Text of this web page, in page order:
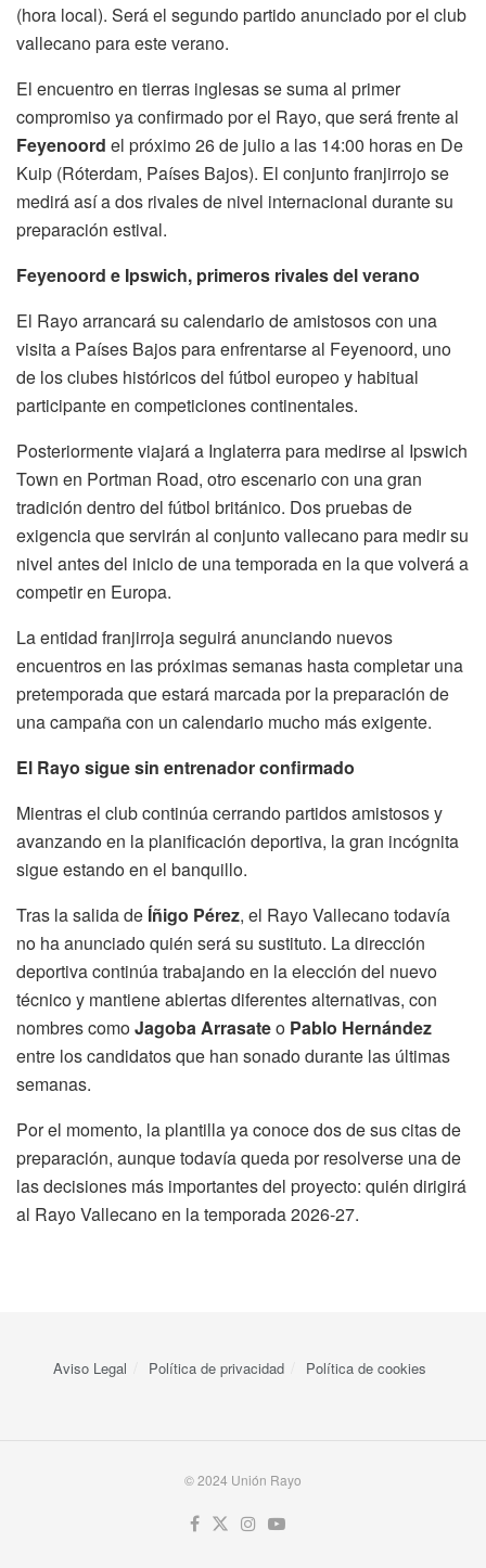
(hora local). Será el segundo partido anunciado por el club
vallecano para este verano.
El encuentro en tierras inglesas se suma al primer
compromiso ya confirmado por el Rayo, que será frente al
Feyenoord el próximo 26 de julio a las 14:00 horas en De
Kuip (Róterdam, Países Bajos). El conjunto franjirrojo se
medirá así a dos rivales de nivel internacional durante su
preparación estival.
Feyenoord e Ipswich, primeros rivales del verano
El Rayo arrancará su calendario de amistosos con una
visita a Países Bajos para enfrentarse al Feyenoord, uno
de los clubes históricos del fútbol europeo y habitual
participante en competiciones continentales.
Posteriormente viajará a Inglaterra para medirse al Ipswich
Town en Portman Road, otro escenario con una gran
tradición dentro del fútbol británico. Dos pruebas de
exigencia que servirán al conjunto vallecano para medir su
nivel antes del inicio de una temporada en la que volverá a
competir en Europa.
La entidad franjirroja seguirá anunciando nuevos
encuentros en las próximas semanas hasta completar una
pretemporada que estará marcada por la preparación de
una campaña con un calendario mucho más exigente.
El Rayo sigue sin entrenador confirmado
Mientras el club continúa cerrando partidos amistosos y
avanzando en la planificación deportiva, la gran incógnita
sigue estando en el banquillo.
Tras la salida de Íñigo Pérez, el Rayo Vallecano todavía
no ha anunciado quién será su sustituto. La dirección
deportiva continúa trabajando en la elección del nuevo
técnico y mantiene abiertas diferentes alternativas, con
nombres comoJagoba Arrasateo Pablo Hernández
entre los candidatos que han sonado durante las últimas
semanas.
Por el momento, la plantilla ya conoce dos de sus citas de
preparación, aunque todavía queda por resolverse una de
las decisiones más importantes del proyecto: quién dirigirá
al Rayo Vallecano en la temporada 2026-27.
Aviso Legal Política de privacidad Política de cookies
© 2024 Unión Rayo